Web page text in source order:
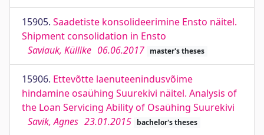
15905. Saadetiste konsolideerimine Ensto näitel.
Shipment consolidation in Ensto
Saviauk, Küllike 06.06.2017 master's theses
15906. Ettevõtte laenuteenindusvõime
hindamine osaühing Suurekivi näitel. Analysis of
the Loan Servicing Ability of Osaühing Suurekivi
Savik, Agnes 23.01.2015 bachelor's theses